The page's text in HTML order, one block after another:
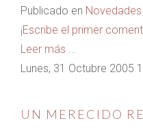
Publicado en Novedades
¡Escribe el primer
Leer más ...
Lunes, 31 Octubre 2005
UN MERECIDO